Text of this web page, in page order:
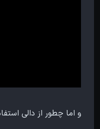
و اما چطور از دالی